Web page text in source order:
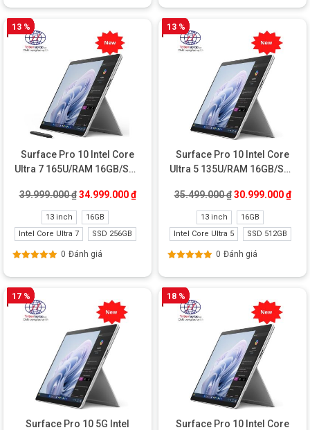
13 %
Surface Pro 10 Intel Core
Ultra 7 165U/RAM 16GB/SSD
39.999.000₫ Giá gốc là: 39.999.000 ₫.
34.999.000₫Giá hiện tại là: 34.999.000 ₫.
13 inch
16GB
Intel Core Ultra 7
SSD 256GB
0 Đánh giá
13 %
Surface Pro 10 Intel Core
Ultra 5 135U/RAM 16GB/SSD
35.499.000₫ Giá gốc là:
30.999.000₫Giá
13 inch
16GB
Intel Core Ultra 5
SSD 512GB
0 Đánh giá
17 %
Surface Pro 10 5G Intel
18 %
Surface Pro 10 Intel Core